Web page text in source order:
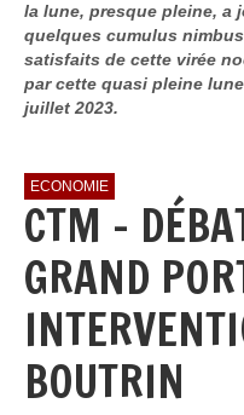
la lune, presque pleine, a
quelques cumulus
satisfaits de cette virée
par cette quasi pleine
juillet 2023.
ECONOMIE
CTM -
GRAND
BOUTRIN